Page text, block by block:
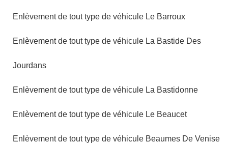
Enlèvement de tout type de véhicule Le Barroux
Enlèvement de tout type de véhicule La Bastide Des
Jourdans
Enlèvement de tout type de véhicule La Bastidonne
Enlèvement de tout type de véhicule Le Beaucet
Enlèvement de tout type de véhicule Beaumes De Venise